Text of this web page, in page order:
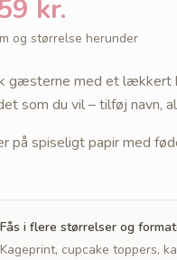
kr.
og størrelse herunder
gæsterne med et lækkert
som du vil – tilføj navn,
på spiseligt papir med
Fås i flere størrelser og
Kageprint, cupcake toppers,